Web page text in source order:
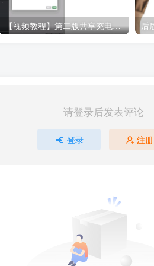
【视频教程】第二版共享充电宝街电衔电区块链项目配套搭建视频教程+免签支付对接说明
请登录后发表评论
登录 注册